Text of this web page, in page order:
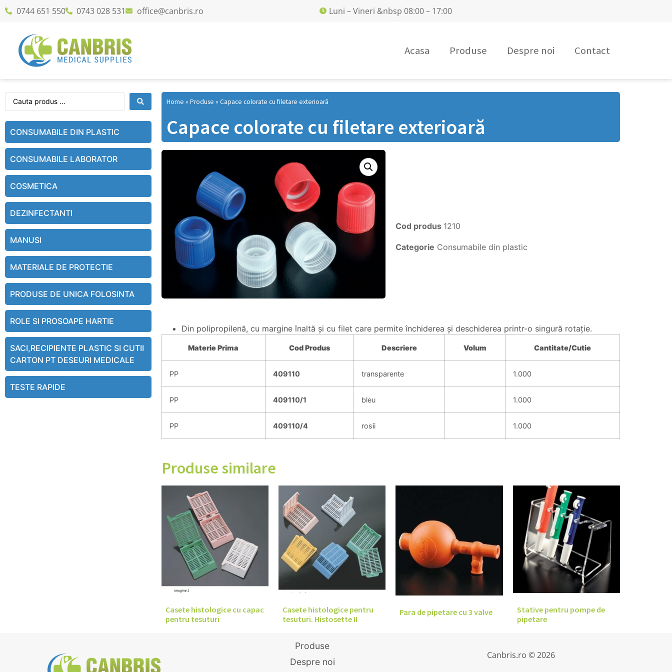
0744 651 550 0743 028 531 office@canbris.ro Luni – Vineri &nbsp 08:00 – 17:00
Acasa Produse Despre noi Contact
CONSUMABILE DIN PLASTIC
CONSUMABILE LABORATOR
COSMETICA
DEZINFECTANTI
MANUSI
MATERIALE DE PROTECTIE
PRODUSE DE UNICA FOLOSINTA
ROLE SI PROSOAPE HARTIE
SACI,RECIPIENTE PLASTIC SI CUTII
CARTON PT DESEURI MEDICALE
TESTE RAPIDE
Home » Produse » Capace colorate cu filetare exterioară
Capace colorate cu filetare exterioară
Cod produs 1210
Categorie Consumabile din plastic
Din polipropilenă, cu margine înaltă şi cu filet care permite închiderea şi deschiderea printr-o singură rotaţie.
MateriePrima Cod Produs Descriere Volum Cantitate/Cutie
PP 409110 transparente 1.000
PP 409110/1 bleu 1.000
PP 409110/4 rosii 1.000
Produse similare
Casete histologice cu capac
pentru tesuturi
Casete histologice pentru
tesuturi. Histosette II
Para de pipetare cu 3 valve
Stative pentru pompe de
pipetare
Produse
Despre noi
Canbris.ro © 2026